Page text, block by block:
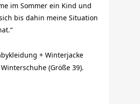
im Sommer ein Kind und
bis dahin meine Situation
+ Winterjacke
(Größe 39).